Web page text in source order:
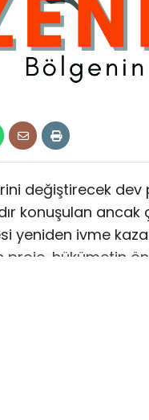
değiştirecek dev
konuşulan
yeniden ivme
proje, hükümetin